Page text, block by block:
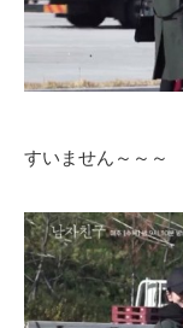
すいません～